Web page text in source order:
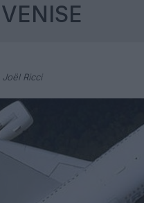
Joël Ricci